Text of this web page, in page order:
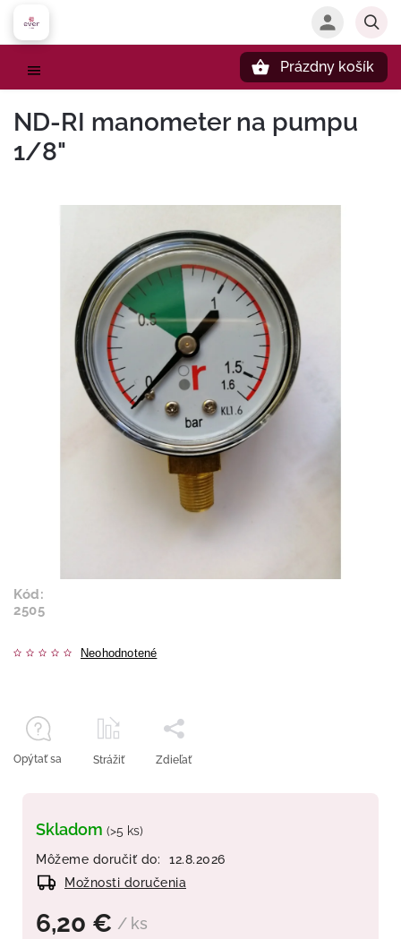
Prázdny košík
ND-RI manometer na pumpu
1/8"
Kód:
2505
Neohodnotené
6,20 € / ks
Skladom (>5 ks)
Môžeme doručiť do:
12.8.2026
Možnosti doručenia
Opýtať sa Strážiť Zdieľať